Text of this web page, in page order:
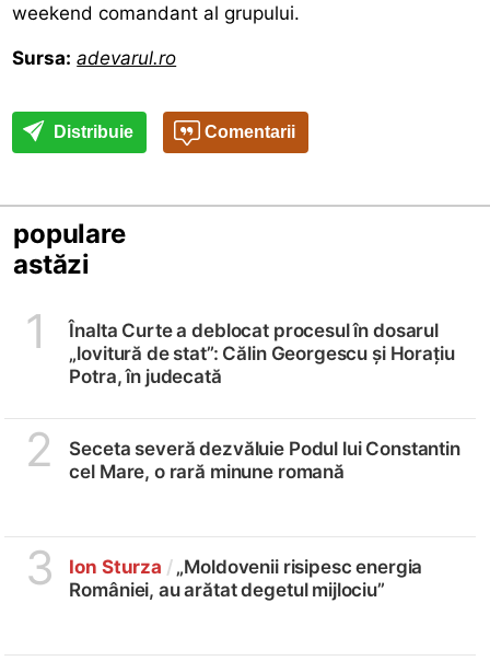
weekend comandant al grupului.
Sursa: adevarul.ro
Distribuie Comentarii
populare
astăzi
1
Înalta Curte a deblocat procesul în dosarul
„lovitură de stat”: Călin Georgescu și Horațiu
Potra, în judecată
2
Seceta severă dezvăluie Podul lui Constantin
cel Mare, o rară minune romană
3 Ion Sturza /„Moldovenii risipesc energia
României, au arătat degetul mijlociu”